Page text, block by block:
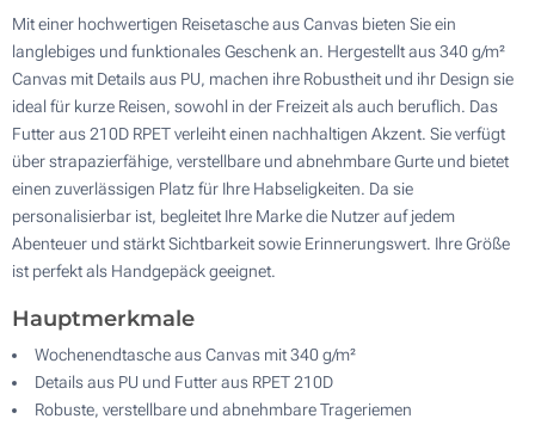
Mit einer hochwertigen Reisetasche aus Canvas bieten Sie ein
langlebiges und funktionales Geschenk an. Hergestellt aus 340 g/m²
Canvas mit Details aus PU, machen ihre Robustheit und ihr Design sie
ideal für kurze Reisen, sowohl in der Freizeit als auch beruflich. Das
Futter aus 210D RPET verleiht einen nachhaltigen Akzent. Sie verfügt
über strapazierfähige, verstellbare und abnehmbare Gurte und bietet
einen zuverlässigen Platz für Ihre Habseligkeiten. Da sie
personalisierbar ist, begleitet Ihre Marke die Nutzer auf jedem
Abenteuer und stärkt Sichtbarkeit sowie Erinnerungswert. Ihre Größe
ist perfekt als Handgepäck geeignet.
Hauptmerkmale
Wochenendtasche aus Canvas mit 340 g/m²
Details aus PU und Futter aus RPET 210D
Robuste, verstellbare und abnehmbare Trageriemen